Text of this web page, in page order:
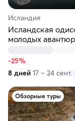
Исландия
Исландская
молодых
-25%
8 дней 17 – 24 сент.
Обзорные туры